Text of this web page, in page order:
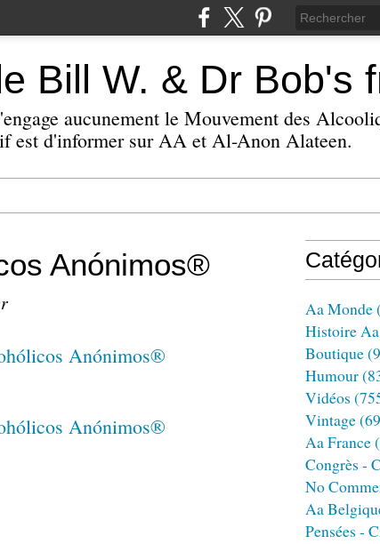
Bill W. & Dr Bob's
aucunement le Mouvement des
est d'informer sur AA et Al-Anon Alateen.
Anónimos®
Aa Monde
Histoire Aa
Boutique
Humour
Vidéos
Vintage
Aa France
Congrès -
No
Aa
Pensées -